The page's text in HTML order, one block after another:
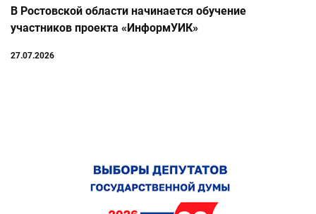
В Ростовской области начинается обучение
участников проекта «ИнформУИК»
27.07.2026